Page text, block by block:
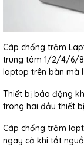
Cáp chống trộm
trung tâm 1/2/4/6/8
laptop trên bàn mà
Thiết bị báo động
trong hai đầu thiết
Cáp chống trộm
ngay cả khi tắt